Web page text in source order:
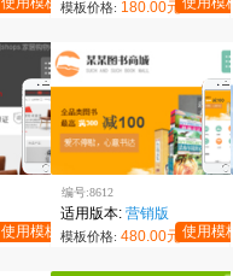
模板价格: 180.00元
使用模板
编号:8612
适用版本: 营销版
模板价格: 480.00元 使用模板